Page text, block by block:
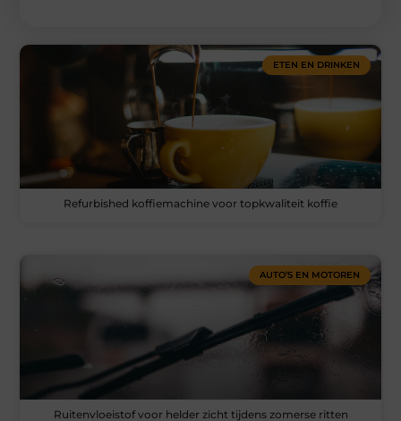
ETEN EN DRINKEN
Refurbished koffiemachine voor topkwaliteit koffie
AUTO’S EN MOTOREN
Ruitenvloeistof voor helder zicht tijdens zomerse ritten